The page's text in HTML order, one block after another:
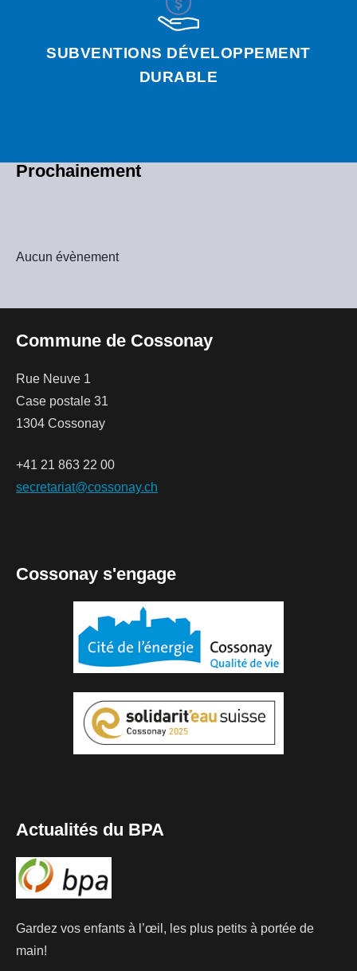
SUBVENTIONS DÉVELOPPEMENT
DURABLE
Prochainement
Aucun évènement
Commune de Cossonay
Rue Neuve 1
Case postale 31
1304 Cossonay
+41 21 863 22 00
secretariat@cossonay.ch
Cossonay s'engage
Actualités du BPA
Gardez vos enfants à l’œil, les plus petits à portée de
main!